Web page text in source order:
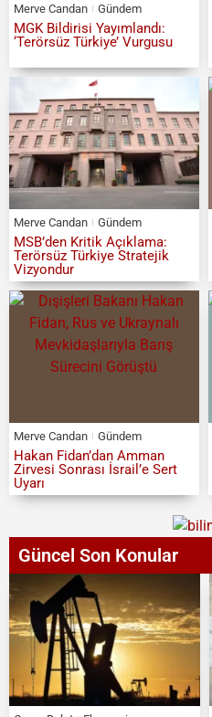
Merve Candan Gündem
MGK Bildirisi Yayımlandı:
‘Terörsüz Türkiye’ Vurgusu
Merve Candan Gündem
MSB’den Kritik Açıklama:
Terörsüz Türkiye Stratejik
Vizyondur
Merve Candan Gündem
Hakan Fidan’dan Amman
Zirvesi Sonrası İsrail’e Sert
Uyarı
Güncel Son Konular